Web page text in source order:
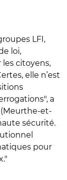
LFI,
loi,
citoyens,
elle n’est
a
(Meurthe-et-
sécurité.
pour